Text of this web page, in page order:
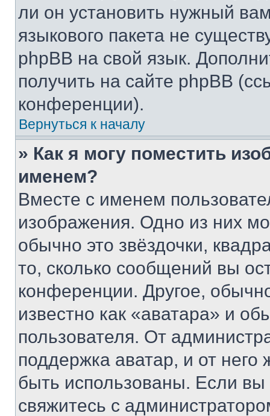
ли он установить нужный
языкового пакета не
phpBB на свой язык.
получить на сайте phpBB
конференции).
Вернуться к началу
» Как я могу поместить
именем?
Вместе с именем
изображения. Одно из них
обычно это звёздочки,
то, сколько сообщений вы
конференции. Другое,
известно как «аватара» и
пользователя. От
поддержка аватар, и от него
быть использованы. Если
свяжитесь с